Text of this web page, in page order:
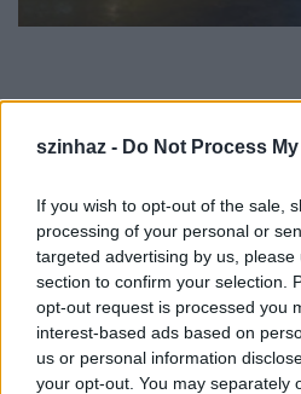
szinhaz - Do Not Process
If you wish to opt-out of the sale,
processing of your personal or
targeted advertising by us,
section to confirm your selection.
opt-out request is processed you
interest-based ads based on
us or personal information
your opt-out. You may separately
Szöveg: Juhász
Bartsch Kata, Juhász
Markó Róbert,
Zsuzsanna,